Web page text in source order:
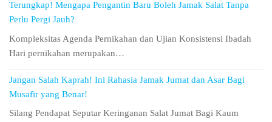
Terungkap! Mengapa Pengantin Baru Boleh Jamak Salat Tanpa
Perlu Pergi Jauh?
Kompleksitas Agenda Pernikahan dan Ujian Konsistensi Ibadah
Hari pernikahan merupakan…
Jangan Salah Kaprah! Ini Rahasia Jamak Jumat dan Asar Bagi
Musafir yang Benar!
Silang Pendapat Seputar Keringanan Salat Jumat Bagi Kaum